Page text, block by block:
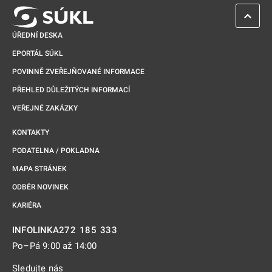
ÚŘEDNÍ DESKA
EPORTÁL SÚKL
POVINNĚ ZVEŘEJŇOVANÉ INFORMACE
PŘEHLED DŮLEŽITÝCH INFORMACÍ
VEŘEJNÉ ZAKÁZKY
KONTAKTY
PODATELNA / POKLADNA
MAPA STRÁNEK
ODBĚR NOVINEK
KARIÉRA
INFOLINKA272 185 333
Po–Pá 9:00 až 14:00
Sledujte nás
ZPĚT